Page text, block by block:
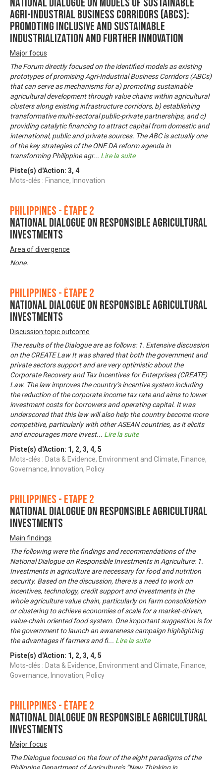
Agri-Industrial Business Corridors (ABCs):
Promoting Inclusive and Sustainable
Industrialization and Further Innovation
Major focus
The Forum directly focused on the identified models as existing
prototypes of promising Agri-Industrial Business Corridors (ABCs)
that can serve as mechanisms for a) promoting sustainable
agricultural development through value chains within agricultural
clusters along existing infrastructure corridors, b) establishing
transformative multi-sectoral public-private partnerships, and c)
providing catalytic financing to attract capital from domestic and
international, public and private sources. The ABC is actually one
of the key strategies of the ONE DA reform agenda in
transforming Philippine agr... Lire la suite
Piste(s) d'Action: 3, 4
Mots-clés : Finance, Innovation
Philippines - Étape 2
National Dialogue on Responsible Agricultural
Investments
Area of divergence
None.
Philippines - Étape 2
National Dialogue on Responsible Agricultural
Investments
Discussion topic outcome
The results of the Dialogue are as follows: 1. Extensive discussion
on the CREATE Law It was shared that both the government and
private sectors support and are very optimistic about the
Corporate Recovery and Tax Incentives for Enterprises (CREATE)
Law. The law improves the country’s incentive system including
the reduction of the corporate income tax rate and aims to lower
investment costs for borrowers and operating capital. It was
underscored that this law will also help the country become more
competitive, particularly with other ASEAN countries, as it elicits
and encourages more invest... Lire la suite
Piste(s) d'Action: 1 , 2, 3, 4, 5
Mots-clés : Data & Evidence, Environment and Climate, Finance,
Governance, Innovation, Policy
Philippines - Étape 2
National Dialogue on Responsible Agricultural
Investments
Main findings
The following were the findings and recommendations of the
National Dialogue on Responsible Investments in Agriculture: 1.
Investments in agriculture are necessary for food and nutrition
security. Based on the discussion, there is a need to work on
incentives, technology, credit support and investments in the
whole agriculture value chain, particularly on farm consolidation
or clustering to achieve economies of scale for a market-driven,
value-chain oriented food system. One important suggestion is for
the government to launch an awareness campaign highlighting
the advantages if farmers and fi... Lire la suite
Piste(s) d'Action: 1 , 2, 3, 4, 5
Mots-clés : Data & Evidence, Environment and Climate, Finance,
Governance, Innovation, Policy
Philippines - Étape 2
National Dialogue on Responsible Agricultural
Investments
Major focus
The Dialogue focused on the four of the eight paradigms of the
Philippine Department of Agriculture’s “New Thinking in